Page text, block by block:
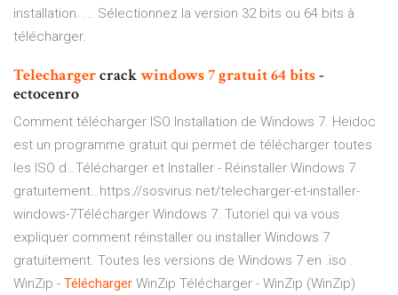
installation. ... Sélectionnez la version 32 bits ou 64 bits à
télécharger.
Telechargercrackwindows7gratuit64bits-
ectocenro
Comment télécharger ISO Installation de Windows 7. Heidoc
est un programme gratuit qui permet de télécharger toutes
les ISO d…Télécharger et Installer - Réinstaller Windows 7
gratuitement…https://sosvirus.net/telecharger-et-installer-
windows-7Télécharger Windows 7‌. Tutoriel qui va vous
expliquer comment réinstaller ou installer Windows 7
gratuitement. Toutes les versions de Windows 7 en .iso .
WinZip - Télécharger WinZip Télécharger - WinZip (WinZip)